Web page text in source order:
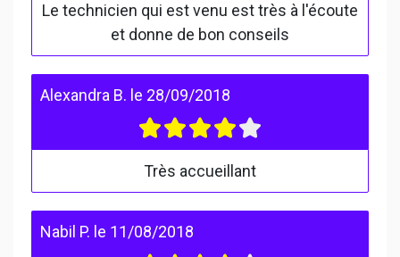
Le technicien qui est venu est très à l'écoute
et donne de bon conseils
Alexandra B. le 28/09/2018
Très accueillant
Nabil P. le 11/08/2018